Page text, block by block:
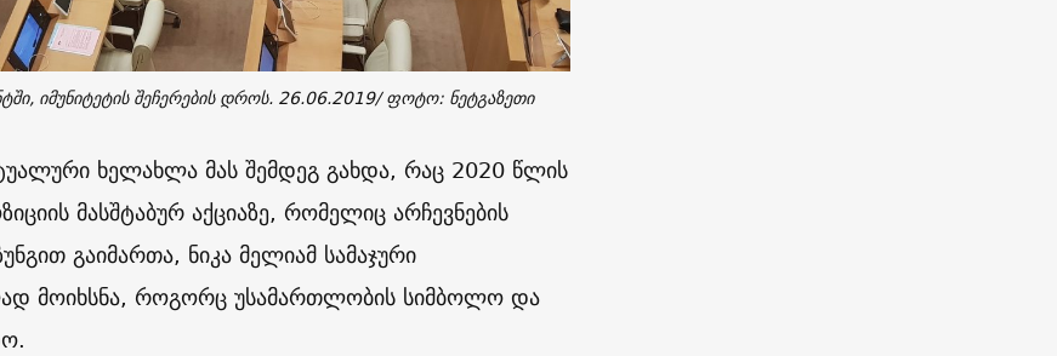
იმუნიტეტის შეჩერების დროს. 26.06.2019/ ფოტო: ნეტგაზეთი
ხელახლა მას შემდეგ გახდა, რაც 2020 წლის
მასშტაბურ აქციაზე, რომელიც არჩევნების
გაიმართა, ნიკა მელიამ სამაჯური
მოიხსნა, როგორც უსამართლობის სიმბოლო და